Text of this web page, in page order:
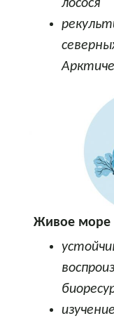
лосося
Живое море